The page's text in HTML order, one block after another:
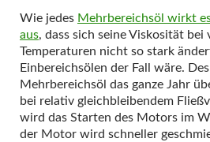
Wie jedes Mehrbereichsöl wirkt
aus, dass sich seine Viskosität bei
Temperaturen nicht so stark
Einbereichsölen der Fall wäre.
Mehrbereichsöl das ganze Jahr
bei relativ gleichbleibendem
wird das Starten des Motors im
der Motor wird schneller